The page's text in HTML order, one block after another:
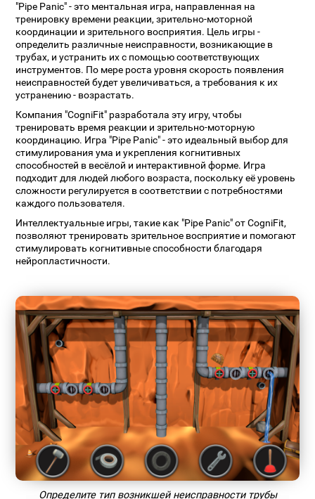
"Pipe Panic" - это ментальная игра, направленная на
тренировку времени реакции, зрительно-моторной
координации и зрительного восприятия. Цель игры -
определить различные неисправности, возникающие в
трубах, и устранить их с помощью соответствующих
инструментов. По мере роста уровня скорость появления
неисправностей будет увеличиваться, а требования к их
устранению - возрастать.
Компания "CogniFit" разработала эту игру, чтобы
тренировать время реакции и зрительно-моторную
координацию. Игра "Pipe Panic" - это идеальный выбор для
стимулирования ума и укрепления когнитивных
способностей в весёлой и интерактивной форме. Игра
подходит для людей любого возраста, поскольку её уровень
сложности регулируется в соответствии с потребностями
каждого пользователя.
Интеллектуальные игры, такие как "Pipe Panic" от CogniFit,
позволяют тренировать зрительное восприятие и помогают
стимулировать когнитивные способности благодаря
нейропластичности.
Определите тип возникшей неисправности трубы